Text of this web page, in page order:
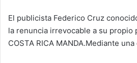
El publicista Federico Cruz
la renuncia irrevocable a su propio
COSTA RICA MANDA.Mediante